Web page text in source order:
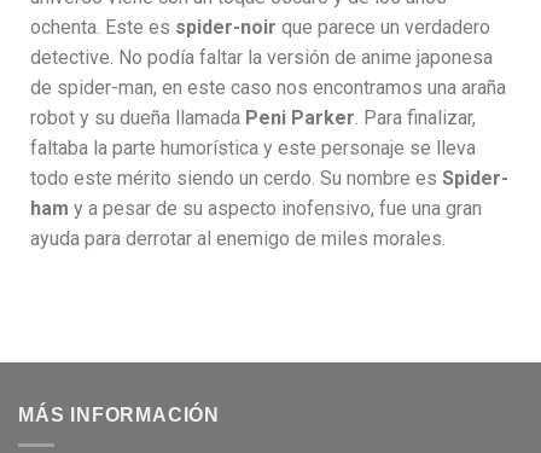
ochenta. Este es spider-noir que parece un verdadero
detective. No podía faltar la versión de anime japonesa
de spider-man, en este caso nos encontramos una araña
robot y su dueña llamada Peni Parker . Para finalizar,
faltaba la parte humorística y este personaje se lleva
todo este mérito siendo un cerdo. Su nombre es Spider-
ham y a pesar de su aspecto inofensivo, fue una gran
ayuda para derrotar al enemigo de miles morales.
MÁS INFORMACIÓN